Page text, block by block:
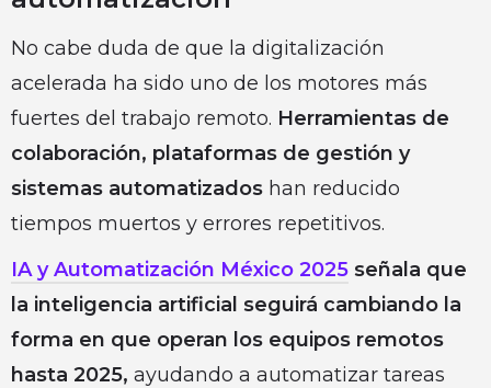
No cabe duda de que la digitalización
acelerada ha sido uno de los motores más
fuertes del trabajo remoto. Herramientas de
colaboración, plataformas de gestión y
sistemas automatizados han reducido
tiempos muertos y errores repetitivos.
IA y Automatización México 2025 señala que
la inteligencia artificial seguirá cambiando la
forma en que operan los equipos remotos
hasta 2025, ayudando a automatizar tareas